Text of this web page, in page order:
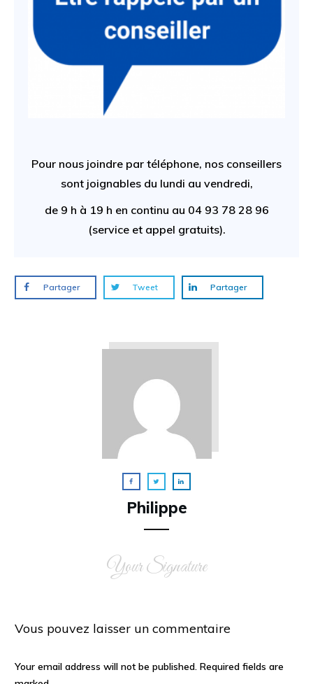
Pour nous joindre par téléphone, nos conseillers
sont joignables du lundi au vendredi,
de 9 h à 19 h en continu au 04 93 78 28 96
(service et appel gratuits).
Partager Tweet Partager
Philippe
Your Signature
Vous pouvez laisser un commentaire
Your email address will not be published. Required fields are